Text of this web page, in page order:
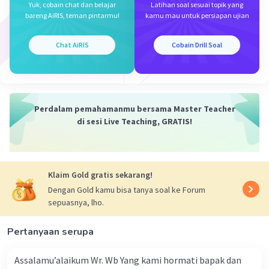
Teks negosiasi juga disebut sebagai teks yang di
dalamnya berisi proses untuk mencapai suatu perjanjian
atau kesepakatan antara
Yuk, cobain chat dan belajar
bareng AiRIS, teman pintarmu!
Chat AiRIS
Latihan soal sesuai topik yang
kamu mau untuk persiapan ujian
Cobain Drill Soal
Perdalam pemahamanmu bersama Master Teacher
di sesi Live Teaching, GRATIS!
Klaim Gold gratis sekarang!
Dengan Gold kamu bisa tanya soal ke Forum
sepuasnya, lho.
Pertanyaan serupa
Assalamu’alaikum Wr. Wb Yang kami hormati bapak dan